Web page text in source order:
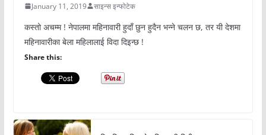
January 11, 2019 साइन्स इन्फोटेक
कस्तो अचम्म ! नेपालमा महिनावारी हुदाँ छुन हुदैन भन्ने चलन छ, तर यी देशमा
महिनावारीका बेला महिलालाई विदा दिइन्छ !
Share this: